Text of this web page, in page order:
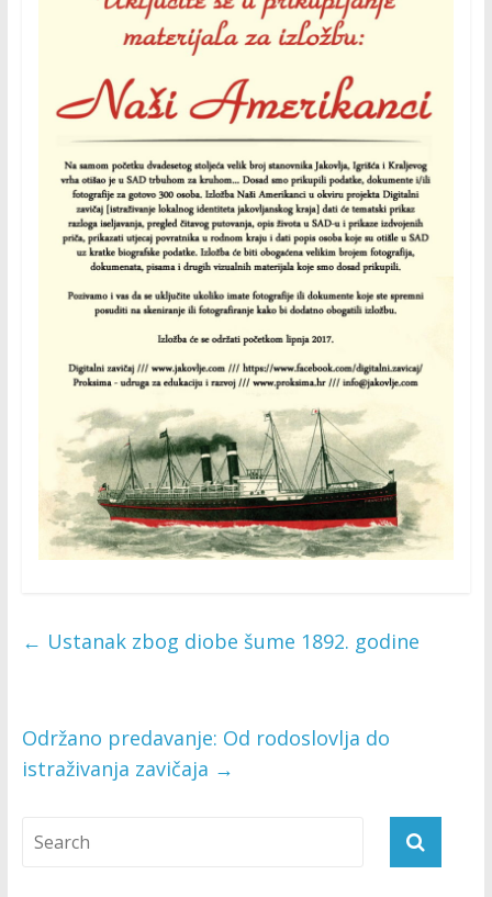
← Ustanak zbog diobe šume 1892. godine
Održano predavanje: Od rodoslovlja do
istraživanja zavičaja →